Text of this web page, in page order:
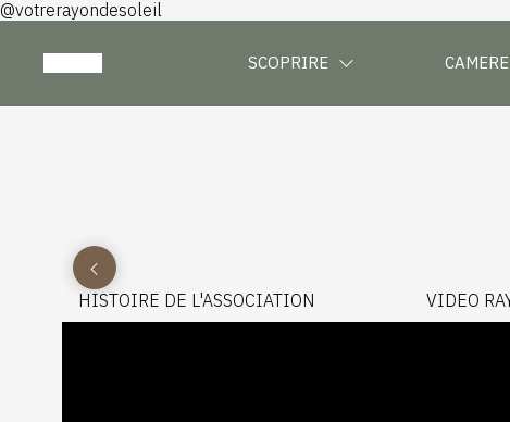
@votrerayondesoleil
SCOPRIRE CAMERE
HISTOIRE DE L'ASSOCIATION VIDEO